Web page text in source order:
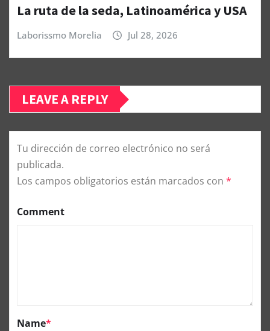
La ruta de la seda, Latinoamérica y USA
Laborissmo Morelia Jul 28, 2026
LEAVE A REPLY
Tu dirección de correo electrónico no será
publicada.
Los campos obligatorios están marcados con *
Comment
Name*